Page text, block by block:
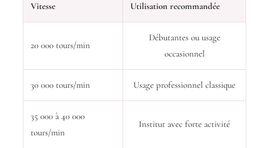
Vitesse Utilisation recommandée
20 000 tours/min
Débutantes ou usage
occasionnel
30 000 tours/min Usage professionnel classique
35 000 à 40 000
tours/min
Institut avec forte activité